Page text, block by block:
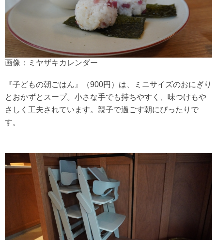
画像：ミヤザキカレンダー
『子どもの朝ごはん』（900円）は、ミニサイズのおにぎり
とおかずとスープ。小さな手でも持ちやすく、味つけもや
さしく工夫されています。親子で過ごす朝にぴったりで
す。